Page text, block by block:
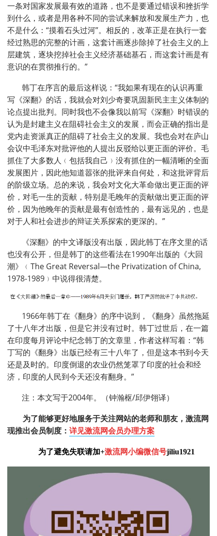
一条对国家发展最有效的道路，也不是要通过错误和挫折学
到什么，或者是用各种不同的尝试来解放和发展生产力，也
不是什么：“摸着石头过河”。相反的，改革正是在执行一套
经过熟思的完整的计画，这套计画逐步除掉了社会主义的上
层建筑，逐块挖掉社会主义经济基础基石，而这套计画是有
意识的在贯彻推行的。”
韩丁在序言的最后这样说：“我如果有现在的认识再重
写《深翻》的话，我就会对刘少奇要巩固新民主主义体制的
论点提出批判。同时我也不会像我以前写《深翻》时错误的
认为是封建主义在阻碍社会主义的发展，而会正确的指出是
党内走资派真正的阻碍了社会主义的发展。我也会对在庐山
会议中毛泽东对批评他的人提出反驳给以更正面的评价。毛
抓住了大多数人﹙包括我自己﹚没有抓住的一幅清晰的全面
发展图片，因此他知道嚣张的批评来自何处，和这批评背后
的阶级立场。总的来说，我会对文化大革命做出更正面的评
价，对毛一生的贡献，特别是毛晚年的贡献做出更正面的评
价，因为他晚年的贡献是最有创造性的，最有远见的，也是
对于人和社会进步的辩证关系探索的更深的。”
《深翻》的中文译版没有出版，因此韩丁在序文里的话
也没有公开，但是韩丁的这些看法在1990年出版的《大回
潮》﹙ The Great Reversal—the Privatization of China,
1978-1989 ﹚中说得很清楚。
1966年韩丁在《翻身》的序中说到，《翻身》虽然拖延
了十八年才出版，但是它并没有过时。韩丁过世后，在一篇
在印度每月评论中纪念韩丁的文章里，作者这样写着：“韩
丁写的《翻身》出版已经有三十八年了，但是这本书到今天
还是及时的。印度倒退的农业仍然笼罩了印度的社会和经
济，印度的人民到今天还没有翻身。”
注：本文写于2004年。（钟瀚枢/邱伊翎译）
为了能够更好地服务于关注网站的老师和朋友，激流网
现推出会员制度： 详见激流网会员办理方案
为了避免失联请加+激流网小编微信号jiliu1921